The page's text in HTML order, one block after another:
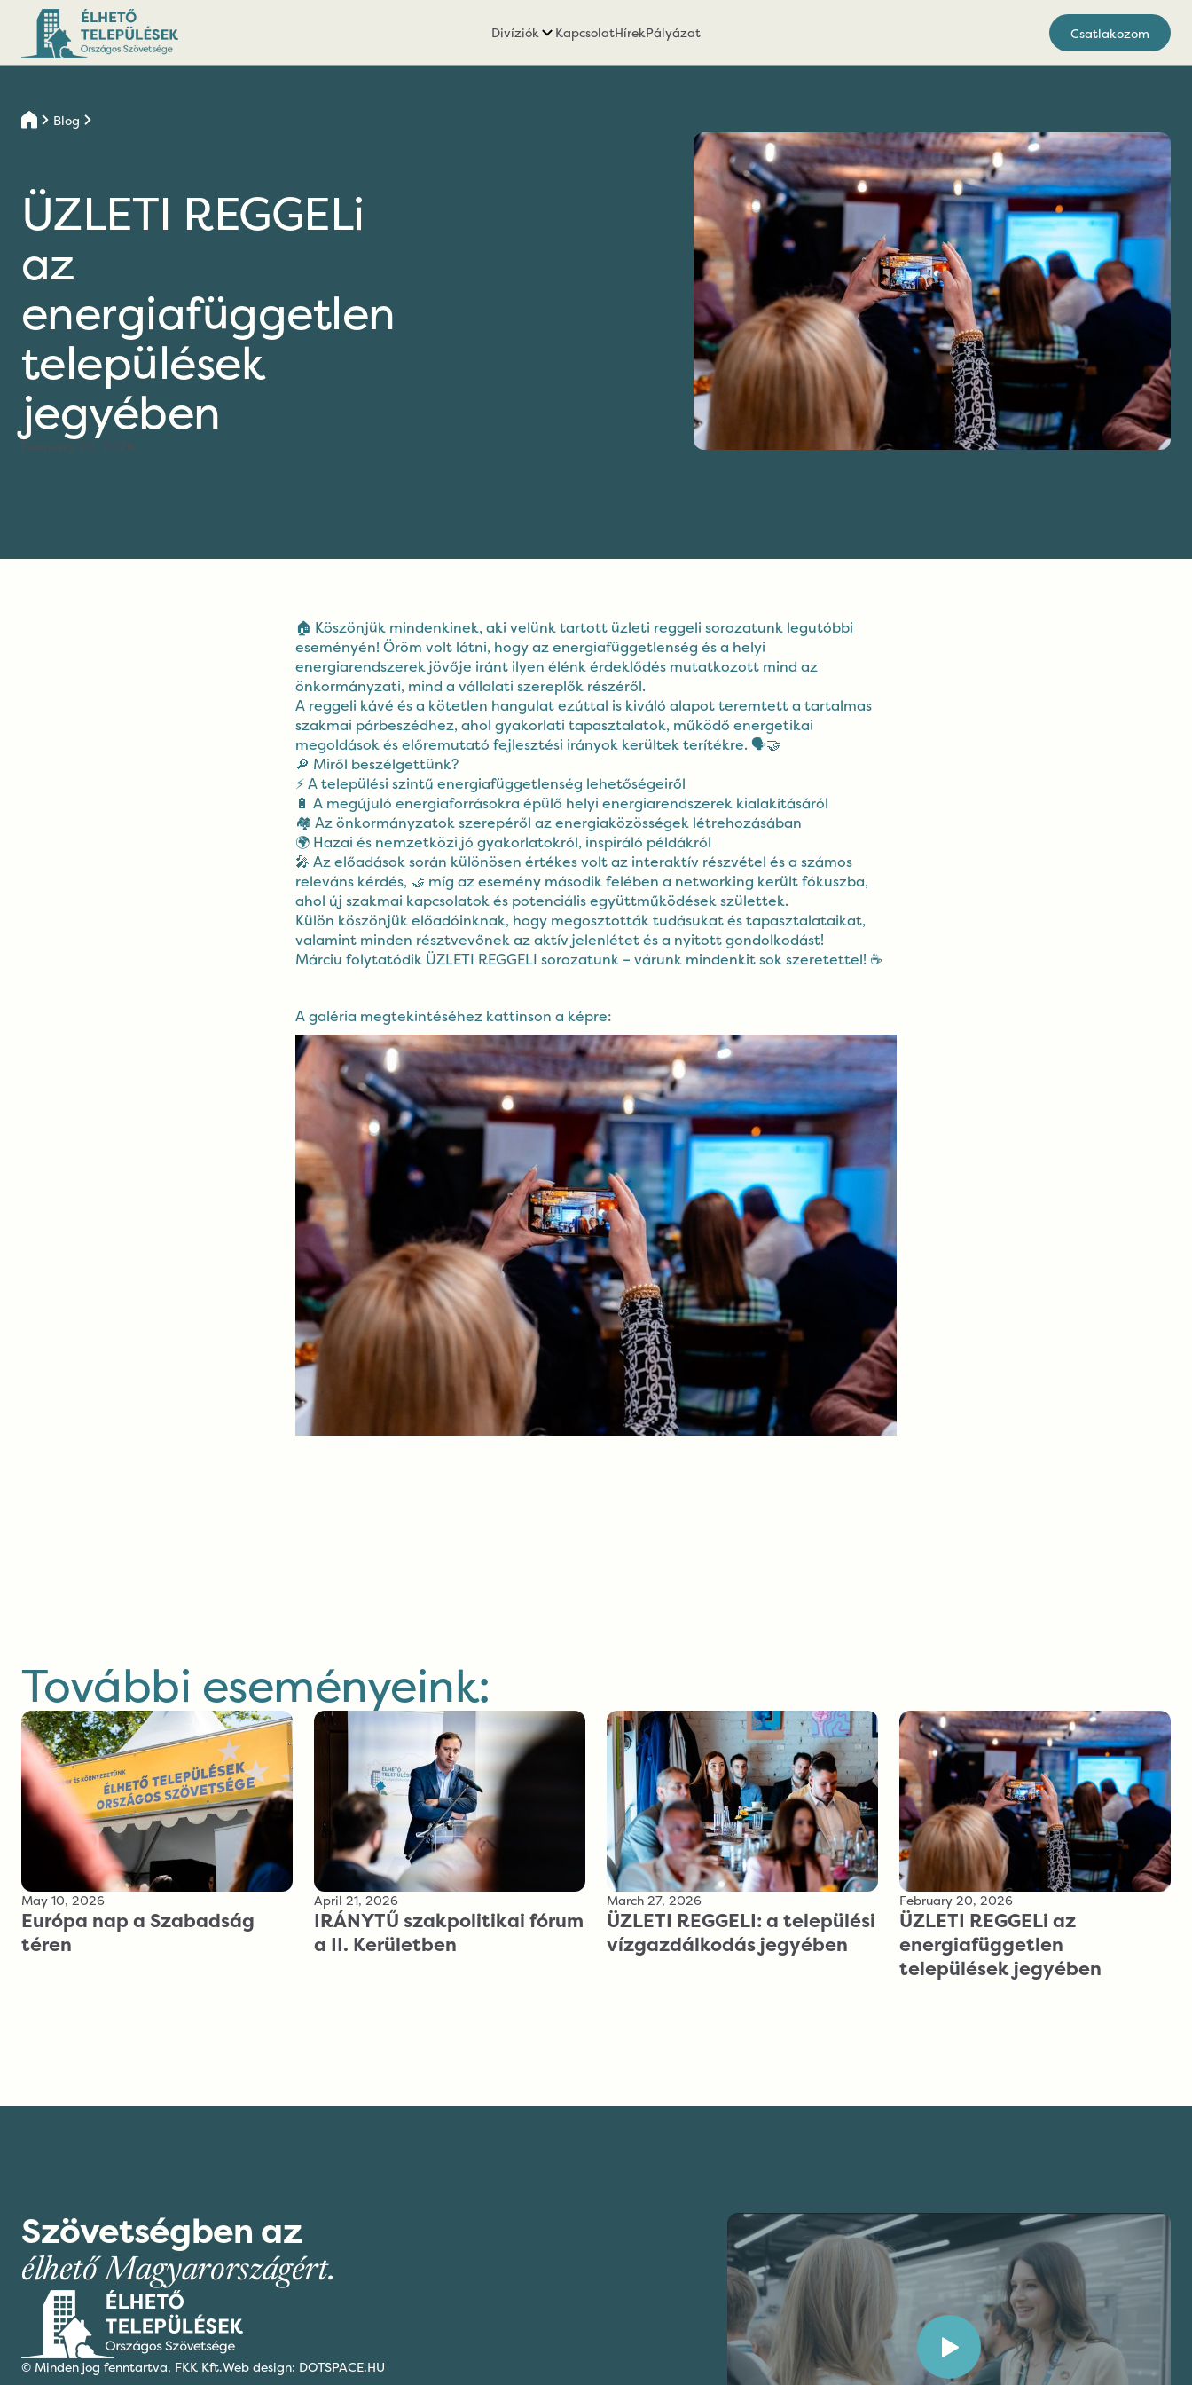
Divíziók KapcsolatHírekPályázat Csatlakozom
Blog
ÜZLETI REGGELi
az
energiafüggetlen
települések
jegyében
February 20, 2026
🏠 Köszönjük mindenkinek, aki velünk tartott üzleti reggeli sorozatunk legutóbbi
eseményén! Öröm volt látni, hogy az energiafüggetlenség és a helyi
energiarendszerek jövője iránt ilyen élénk érdeklődés mutatkozott mind az
önkormányzati, mind a vállalati szereplők részéről.
A reggeli kávé és a kötetlen hangulat ezúttal is kiváló alapot teremtett a tartalmas
szakmai párbeszédhez, ahol gyakorlati tapasztalatok, működő energetikai
megoldások és előremutató fejlesztési irányok kerültek terítékre. 🗣️🤝
🔎 Miről beszélgettünk?
⚡ A települési szintű energiafüggetlenség lehetőségeiről
🔋 A megújuló energiaforrásokra épülő helyi energiarendszerek kialakításáról
🏘️ Az önkormányzatok szerepéről az energiaközösségek létrehozásában
🌍 Hazai és nemzetközi jó gyakorlatokról, inspiráló példákról
🎤 Az előadások során különösen értékes volt az interaktív részvétel és a számos
releváns kérdés, 🤝 míg az esemény második felében a networking került fókuszba,
ahol új szakmai kapcsolatok és potenciális együttműködések születtek.
Külön köszönjük előadóinknak, hogy megosztották tudásukat és tapasztalataikat,
valamint minden résztvevőnek az aktív jelenlétet és a nyitott gondolkodást!
Márciu folytatódik ÜZLETI REGGELI sorozatunk – várunk mindenkit sok szeretettel! ☕
A galéria megtekintéséhez kattinson a képre:
További eseményeink:
May 10, 2026
Európa nap a Szabadság
téren
April 21, 2026
IRÁNYTŰ szakpolitikai fórum
a II. Kerületben
March 27, 2026
ÜZLETI REGGELI: a települési
vízgazdálkodás jegyében
February 20, 2026
ÜZLETI REGGELi az
energiafüggetlen
települések jegyében
Szövetségben az
élhető Magyarországért.
© Minden jog fenntartva, FKK Kft.Web design: DOTSPACE.HU